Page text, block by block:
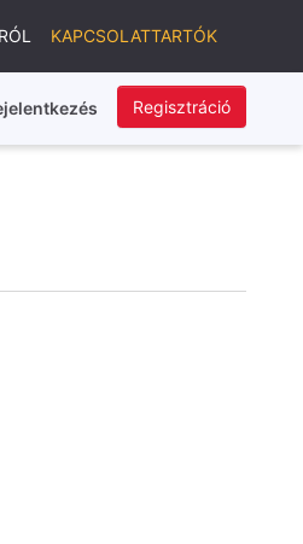
KAPCSOLATTARTÓK
Regisztráció